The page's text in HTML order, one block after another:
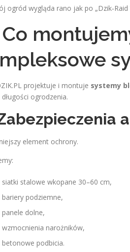
ogród wygląda rano jak po
Co
projektuje i montuje systemy
długości ogrodzenia.
element ochrony.
siatki stalowe wkopane 30–60 cm,
bariery podziemne,
panele dolne,
wzmocnienia narożników,
betonowe podbicia.